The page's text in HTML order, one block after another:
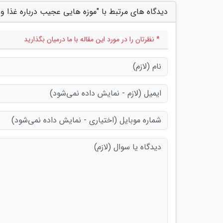
دیدگاه های مرتبط با "موزه هایی عجیب درباره غذا
* نظرتان را در مورد این مقاله با ما درمیان بگذارید